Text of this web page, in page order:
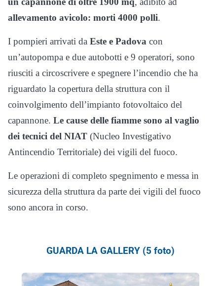
allevamento avicolo: morti 4000 polli.
I pompieri arrivati da Este e Padova con
un’autopompa e due autobotti e 9 operatori, sono
riusciti a circoscrivere e spegnere l’incendio che ha
riguardato la copertura della struttura con il
coinvolgimento dell’impianto fotovoltaico del
capannone. Le cause delle fiamme sono al vaglio
dei tecnici del NIAT (Nucleo Investigativo
Antincendio Territoriale) dei vigili del fuoco.
Le operazioni di completo spegnimento e messa in
sicurezza della struttura da parte dei vigili del fuoco
sono ancora in corso.
GUARDA LA GALLERY (5 foto)